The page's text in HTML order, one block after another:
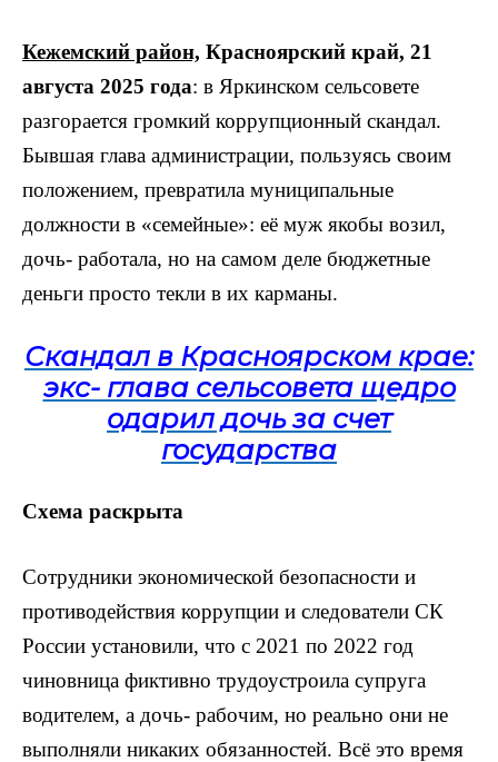
Кежемский район, Красноярский край, 21
августа 2025 года: в Яркинском сельсовете
разгорается громкий коррупционный скандал.
Бывшая глава администрации, пользуясь своим
положением, превратила муниципальные
должности в «семейные»: её муж якобы возил,
дочь- работала, но на самом деле бюджетные
деньги просто текли в их карманы.
Скандал в Красноярском крае:
экс- глава сельсовета щедро
одарил дочь за счет
государства
Схема раскрыта
Сотрудники экономической безопасности и
противодействия коррупции и следователи СК
России установили, что с 2021 по 2022 год
чиновница фиктивно трудоустроила супруга
водителем, а дочь- рабочим, но реально они не
выполняли никаких обязанностей. Всё это время